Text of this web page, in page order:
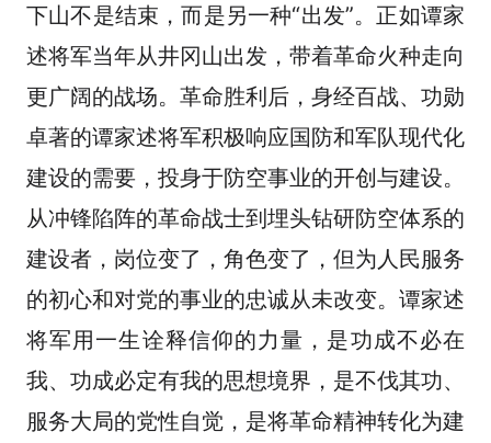
下山不是结束，而是另一种“出发”。正如谭家
述将军当年从井冈山出发，带着革命火种走向
更广阔的战场。革命胜利后，身经百战、功勋
卓著的谭家述将军积极响应国防和军队现代化
建设的需要，投身于防空事业的开创与建设。
从冲锋陷阵的革命战士到埋头钻研防空体系的
建设者，岗位变了，角色变了，但为人民服务
的初心和对党的事业的忠诚从未改变。谭家述
将军用一生诠释信仰的力量，是功成不必在
我、功成必定有我的思想境界，是不伐其功、
服务大局的党性自觉，是将革命精神转化为建